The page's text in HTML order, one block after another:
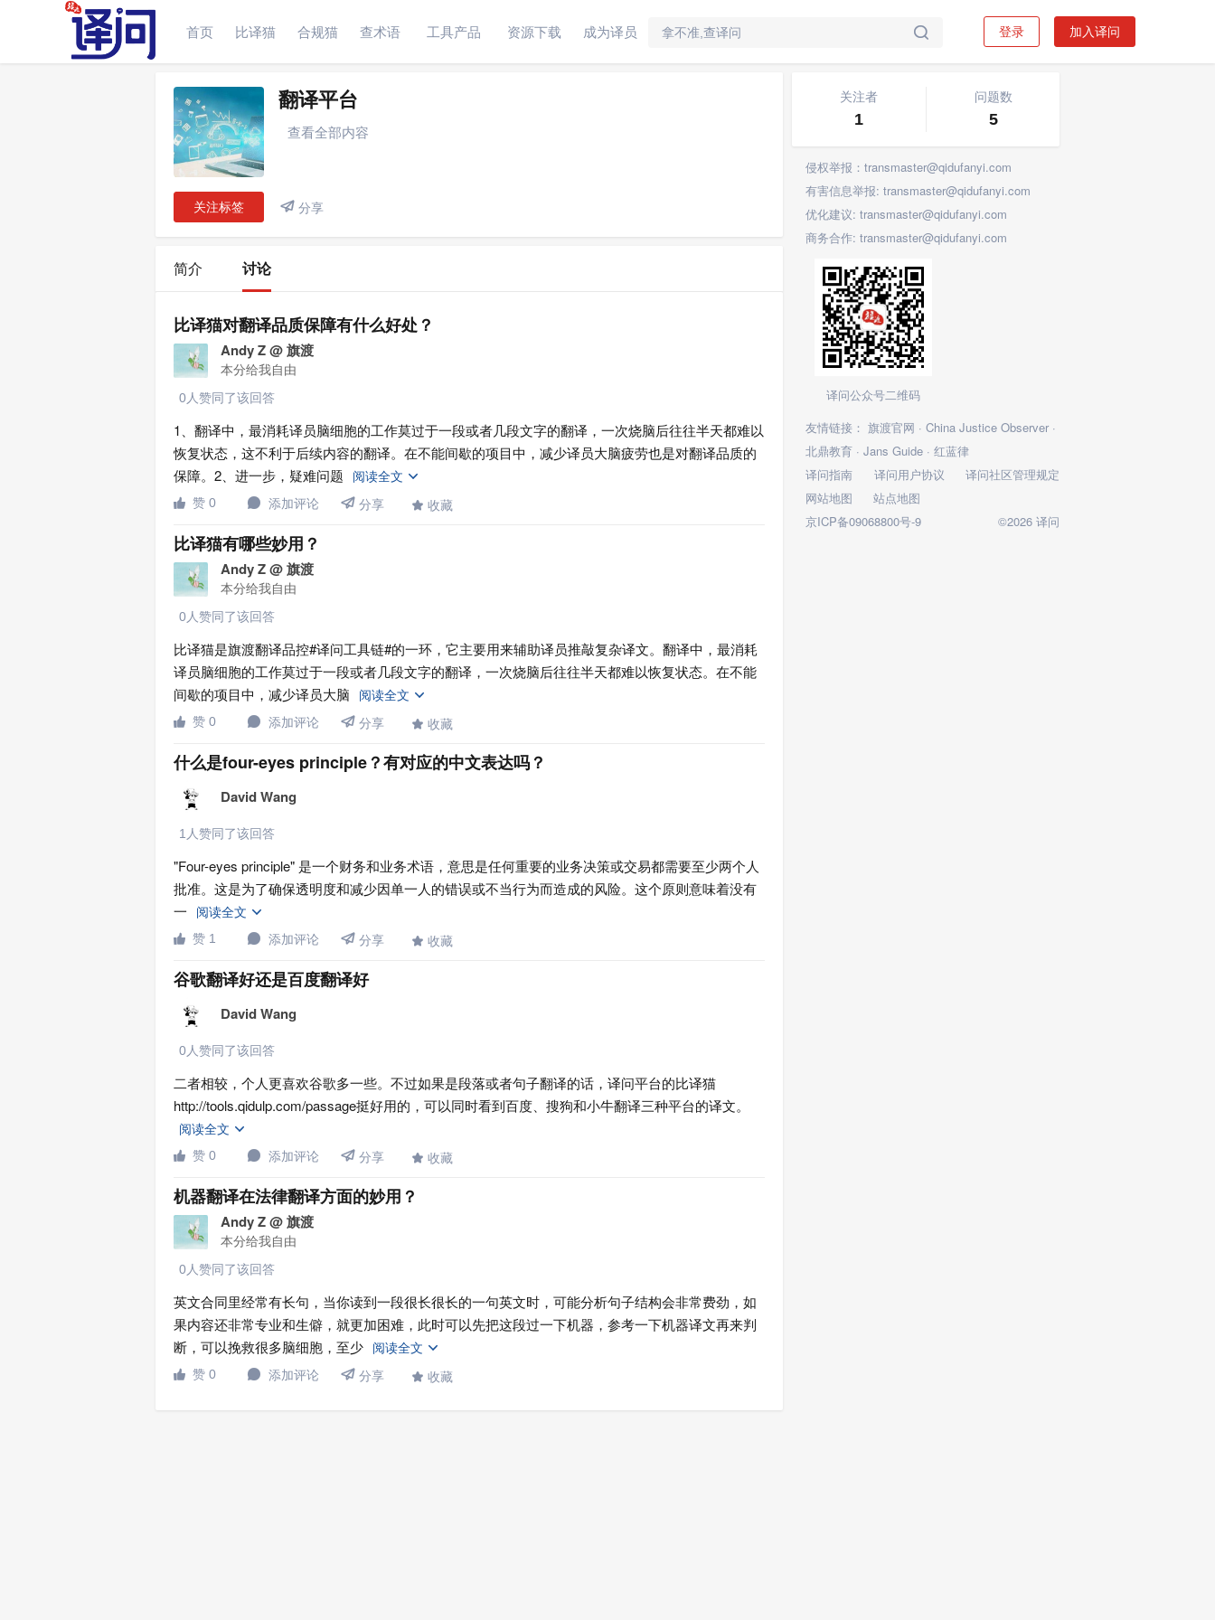
首页 比译猫 合规猫 查术语 工具产品 资源下载 成为译员  登录 加入译问
讨论 翻译平台
查看全部内容
关注标签  分享
简介 讨论
比译猫对翻译品质保障有什么好处？
Andy Z @ 旗渡
本分给我自由
0人赞同了该回答
1、翻译中，最消耗译员脑细胞的工作莫过于一段或者几段文字的翻译，一次烧脑后往往半天都难以
恢复状态，这不利于后续内容的翻译。在不能间歇的项目中，减少译员大脑疲劳也是对翻译品质的
保障。2、进一步，疑难问题
阅读全文 
 赞 0  添加评论  分享  收藏
比译猫有哪些妙用？
Andy Z @ 旗渡
本分给我自由
0人赞同了该回答
比译猫是旗渡翻译品控#译问工具链#的一环，它主要用来辅助译员推敲复杂译文。翻译中，最消耗
译员脑细胞的工作莫过于一段或者几段文字的翻译，一次烧脑后往往半天都难以恢复状态。在不能
间歇的项目中，减少译员大脑
阅读全文 
 赞 0  添加评论  分享  收藏
什么是four-eyes principle？有对应的中文表达吗？
David Wang
1人赞同了该回答
"Four-eyes principle" 是一个财务和业务术语，意思是任何重要的业务决策或交易都需要至少两个人
批准。这是为了确保透明度和减少因单一人的错误或不当行为而造成的风险。这个原则意味着没有
一
阅读全文 
 赞 1  添加评论  分享  收藏
谷歌翻译好还是百度翻译好
David Wang
0人赞同了该回答
二者相较，个人更喜欢谷歌多一些。不过如果是段落或者句子翻译的话，译问平台的比译猫
http://tools.qidulp.com/passage挺好用的，可以同时看到百度、搜狗和小牛翻译三种平台的译文。
阅读全文 
 赞 0  添加评论  分享  收藏
机器翻译在法律翻译方面的妙用？
Andy Z @ 旗渡
本分给我自由
0人赞同了该回答
英文合同里经常有长句，当你读到一段很长很长的一句英文时，可能分析句子结构会非常费劲，如
果内容还非常专业和生僻，就更加困难，此时可以先把这段过一下机器，参考一下机器译文再来判
断，可以挽救很多脑细胞，至少
阅读全文 
 赞 0  添加评论  分享  收藏
关注者
1
问题数
5
侵权举报：transmaster@qidufanyi.com
有害信息举报: transmaster@qidufanyi.com
优化建议: transmaster@qidufanyi.com
商务合作: transmaster@qidufanyi.com
译问公众号二维码
友情链接： 旗渡官网 · China Justice Observer ·
北鼎教育 · Jans Guide · 红蓝律
译问指南
译问用户协议
译问社区管理规定
网站地图
站点地图
京ICP备09068800号-9
©2026 译问